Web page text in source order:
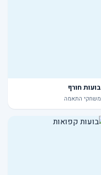
בועות חורף
משחקי התאמה